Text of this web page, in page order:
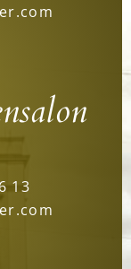
13